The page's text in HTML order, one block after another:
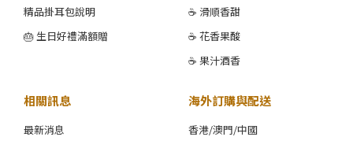
精品掛耳包說明
🎂 生日好禮滿額贈
☕ 滑順香甜
☕ 花香果酸
☕ 果汁酒香
相關訊息
最新消息
海外訂購與配送
香港/澳門/中國